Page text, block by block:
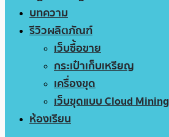
บทความ
รีวิวผลิตภัณฑ์
เว็บซื้อขาย
กระเป๋าเก็บเหรียญ
เครื่องขุด
เว็บขุดแบบ Cloud Mining
ห้องเรียน